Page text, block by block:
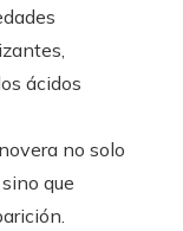
ácidos
no solo
que